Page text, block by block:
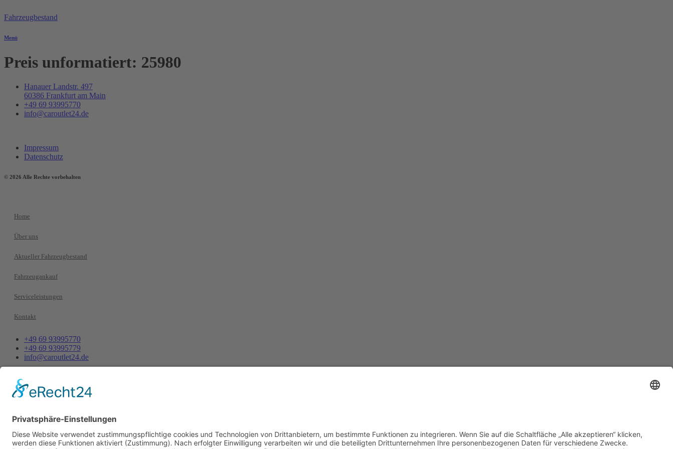
Inhalt
Fahrzeugbestand
Menü
Preis unformatiert: 25980
Hanauer Landstr. 497
60386 Frankfurt am Main
+49 69 93995770
info@caroutlet24.de
Impressum
Datenschutz
© 2026 Alle Rechte vorbehalten
Home
Über uns
Aktueller Fahrzeugbestand
Fahrzeugankauf
Serviceleistungen
Kontakt
+49 69 93995770
+49 69 93995779
info@caroutlet24.de